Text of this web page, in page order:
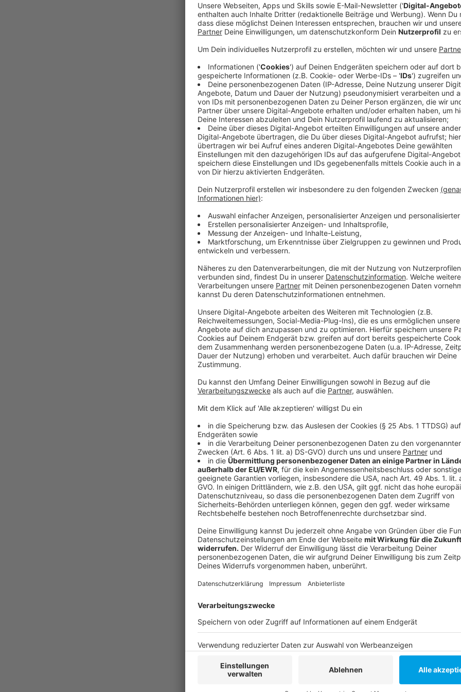
Die Preise liegen zwischen 10 und 15 Euro,
Fieder verspricht, dass die Automaten regelmäßig
Anzeige
Secret Pack-Betreiber Oliver Fieder
Der Automat wird ständig neu befüllt.
Anzeige
Standort und Funktionsweise
Anzeige
Der erste Automat steht am Vogelsanger Weg in
Automaten ist einfach und unkompliziert, erklärt
Anzeige
Secret Pack-Betreiber Oliver Fieder
Anzeige
Bei großem Andrang kann es in den ersten Tagen
Nachfrage hoch sein könnte.
Anzeige
Überraschungspakete für Neugierige
Anzeige
Die Secret Pack-Automaten bieten eine
erwerben. Diese innovative Idee könnte besonders
lieben, nicht zu wissen, was sie erwartet.
Anzeige
Weitere Infos und Links zum Thema: